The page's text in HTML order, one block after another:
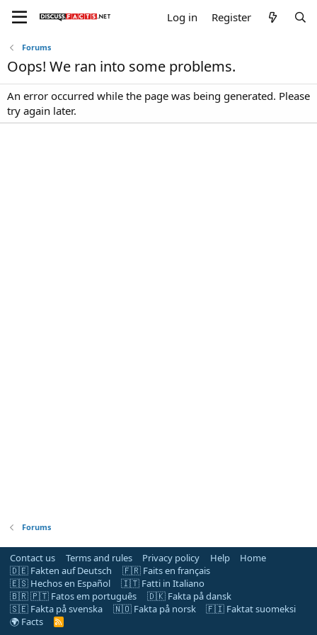
Log in Register
Forums
Oops! We ran into some problems.
An error occurred while the page was being generated. Please
try again later.
Forums
Contact us Terms and rules Privacy policy Help
Home
🇩🇪 Fakten auf Deutsch
🇫🇷 Faits en français
🇪🇸 Hechos en Español
🇮🇹 Fatti in Italiano
🇧🇷 🇵🇹 Fatos em português
🇩🇰 Fakta på dansk
🇸🇪 Fakta på svenska
🇳🇴 Fakta på norsk
🇫🇮 Faktat suomeksi
🌍 Facts
R